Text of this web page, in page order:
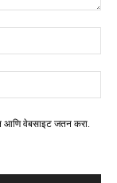
आणि वेबसाइट जतन करा.